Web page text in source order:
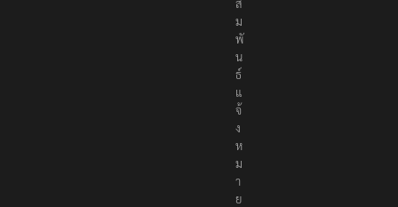
สั
ม
พั
น
ธ์
แ
จ้
ง
ห
ม
า
ย